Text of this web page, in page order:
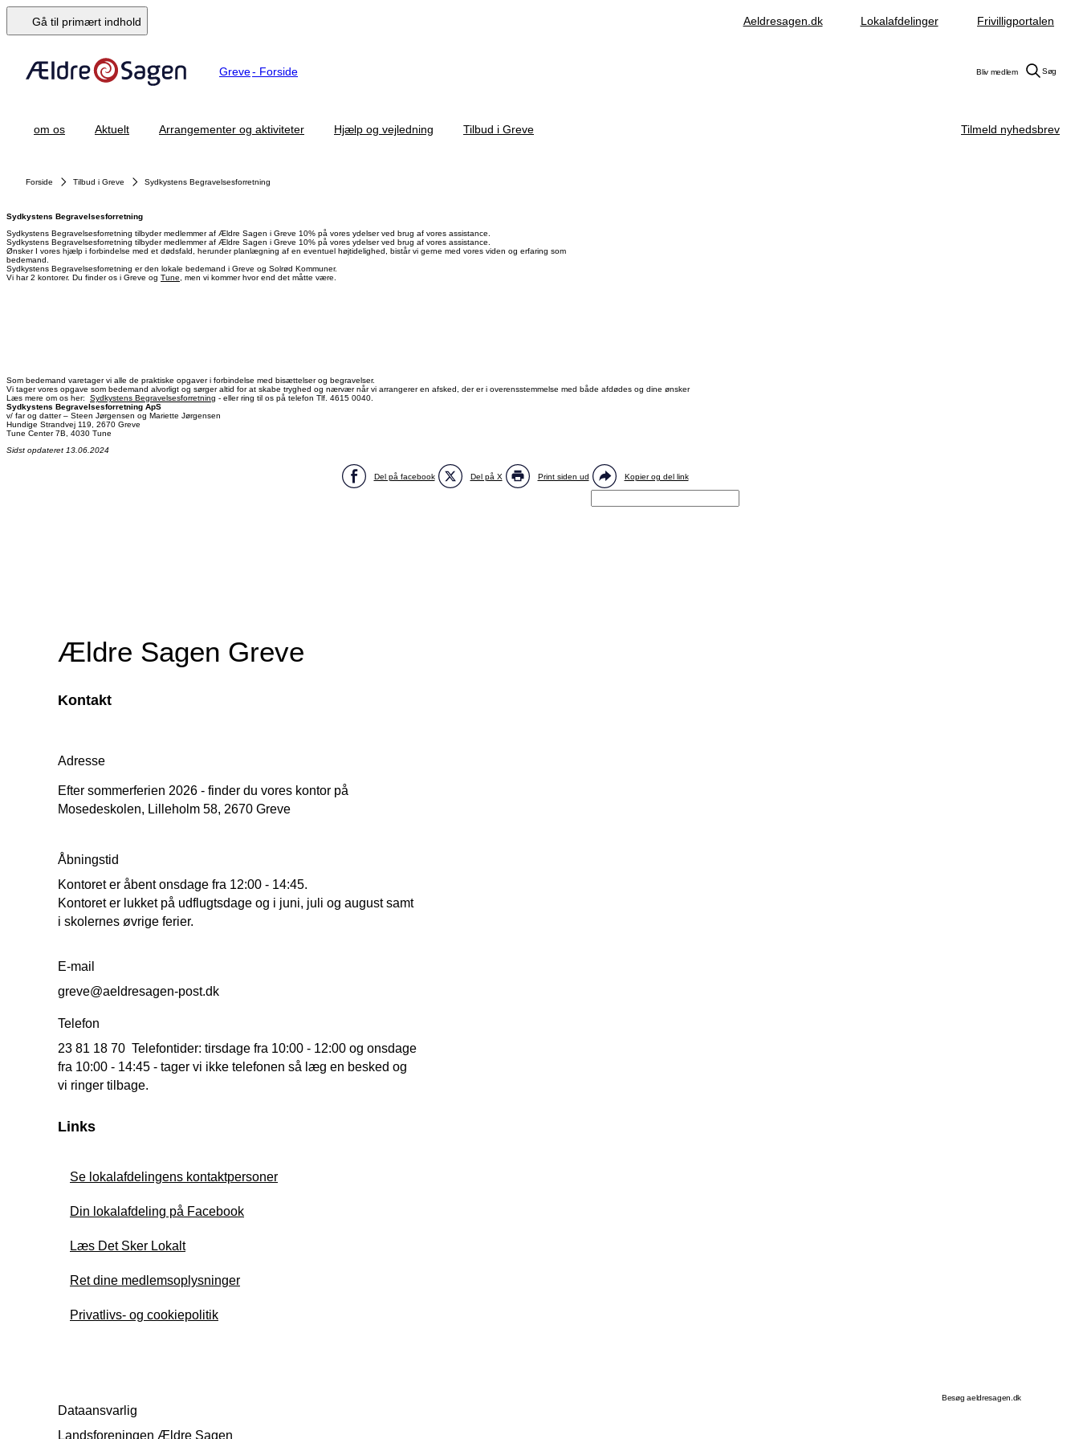
Gå til primært indhold Aeldresagen.dk Lokalafdelinger Frivilligportalen
Greve- Forside Bliv medlem Søg
om os Aktuelt Arrangementer og aktiviteter Hjælp og vejledning Tilbud i Greve Tilmeld nyhedsbrev
Forside Tilbud i Greve Sydkystens Begravelsesforretning
Sydkystens Begravelsesforretning
Sydkystens Begravelsesforretning tilbyder medlemmer af Ældre Sagen i Greve 10% på vores ydelser ved brug af vores assistance.
Sydkystens Begravelsesforretning tilbyder medlemmer af Ældre Sagen i Greve 10% på vores ydelser ved brug af vores assistance.
Ønsker I vores hjælp i forbindelse med et dødsfald, herunder planlægning af en eventuel højtidelighed, bistår vi gerne med vores viden og erfaring som
bedemand.
Sydkystens Begravelsesforretning er den lokale bedemand i Greve og Solrød Kommuner.
Vi har 2 kontorer. Du finder os i Greve og Tune , men vi kommer hvor end det måtte være.
Som bedemand varetager vi alle de praktiske opgaver i forbindelse med bisættelser og begravelser.
Vi tager vores opgave som bedemand alvorligt og sørger altid for at skabe tryghed og nærvær når vi arrangerer en afsked, der er i overensstemmelse med både afdødes og dine ønsker
Læs mere om os her: Sydkystens Begravelsesforretning - eller ring til os på telefon Tlf. 4615 0040.
Sydkystens Begravelsesforretning ApS
v/ far og datter – Steen Jørgensen og Mariette Jørgensen
Hundige Strandvej 119, 2670 Greve
Tune Center 7B, 4030 Tune
Sidst opdateret 13.06.2024
Del på facebook Del på X Print siden ud Kopier og del link
Ældre Sagen Greve
Kontakt
Adresse
Efter sommerferien 2026 - finder du vores kontor på
Mosedeskolen, Lilleholm 58, 2670 Greve
Åbningstid
Kontoret er åbent onsdage fra 12:00 - 14:45.
Kontoret er lukket på udflugtsdage og i juni, juli og august samt
i skolernes øvrige ferier.
E-mail
greve@aeldresagen-post.dk
Telefon
23 81 18 70 Telefontider: tirsdage fra 10:00 - 12:00 og onsdage
fra 10:00 - 14:45 - tager vi ikke telefonen så læg en besked og
vi ringer tilbage.
Links
Se lokalafdelingens kontaktpersoner
Din lokalafdeling på Facebook
Læs Det Sker Lokalt
Ret dine medlemsoplysninger
Privatlivs- og cookiepolitik
Dataansvarlig
Landsforeningen Ældre Sagen
Besøg aeldresagen.dk